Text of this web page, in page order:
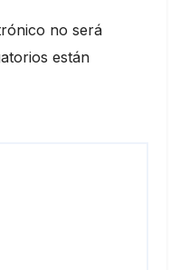
no será
están